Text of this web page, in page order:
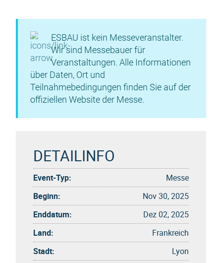
ESBAU ist kein Messeveranstalter.
Wir sind Messebauer für
Veranstaltungen. Alle Informationen
über Daten, Ort und
Teilnahmebedingungen finden Sie auf der
offiziellen Website der Messe.
DETAILINFO
Event-Typ:
Messe
Beginn:
Nov 30, 2025
Enddatum:
Dez 02, 2025
Land:
Frankreich
Stadt:
Lyon